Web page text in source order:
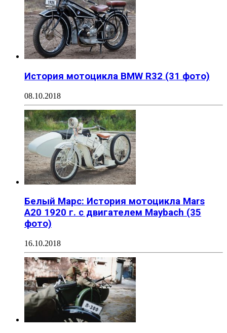
История мотоцикла BMW R32 (31 фото)
08.10.2018
Белый Марс: История мотоцикла Mars
A20 1920 г. с двигателем Maybach (35
фото)
16.10.2018